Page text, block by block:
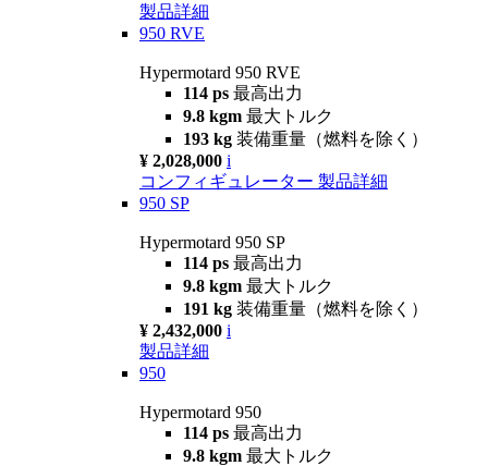
製品詳細
950 RVE
Hypermotard 950 RVE
114 ps 最高出力
9.8 kgm 最大トルク
193 kg 装備重量（燃料を除く）
¥ 2,028,000 i
コンフィギュレーター 製品詳細
950 SP
Hypermotard 950 SP
114 ps 最高出力
9.8 kgm 最大トルク
191 kg 装備重量（燃料を除く）
¥ 2,432,000 i
製品詳細
950
Hypermotard 950
114 ps 最高出力
9.8 kgm 最大トルク